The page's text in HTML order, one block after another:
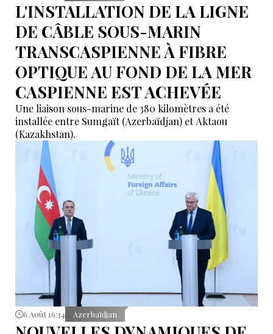
L'INSTALLATION DE LA LIGNE
DE CÂBLE SOUS-MARIN
TRANSCASPIENNE À FIBRE
OPTIQUE AU FOND DE LA MER
CASPIENNE EST ACHEVÉE
Une liaison sous-marine de 380 kilomètres a été
installée entre Sumgaït (Azerbaïdjan) et Aktaou
(Kazakhstan).
6 Août 16:34 Azerbaïdjan